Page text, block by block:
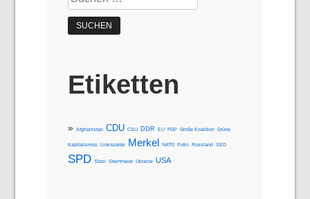
nach:
Etiketten
Afghanistan CDU CSU DDR EU FDP Große Koalition Grüne
Kapitalismus Linkspartei Merkel NATO Putin Russland SED
SPD Stasi Steinmeier Ukraine USA